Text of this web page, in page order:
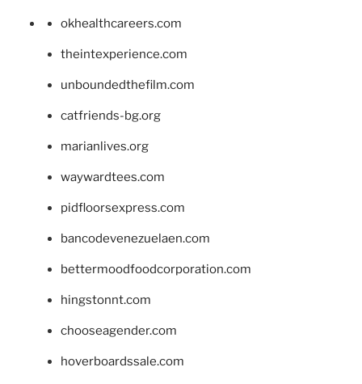
okhealthcareers.com
theintexperience.com
unboundedthefilm.com
catfriends-bg.org
marianlives.org
waywardtees.com
pidfloorsexpress.com
bancodevenezuelaen.com
bettermoodfoodcorporation.com
hingstonnt.com
chooseagender.com
hoverboardssale.com